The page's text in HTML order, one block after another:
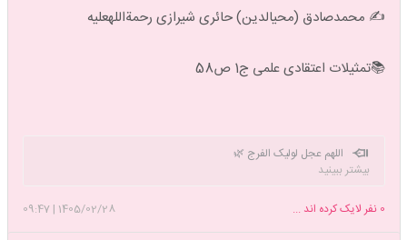
✍️ محمدصادق (محیالدین) حائری شیرازی رحمةاللهعلیه
📚تمثیلات اعتقادی علمی ج1 ص58
اللهم عجل لولیک الفرج 🌿
بیشتر ببینید
1405/02/28
|
09:47 0 نفر لایک کرده اند ...